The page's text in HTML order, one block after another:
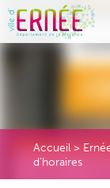
Accueil >
d’horaires